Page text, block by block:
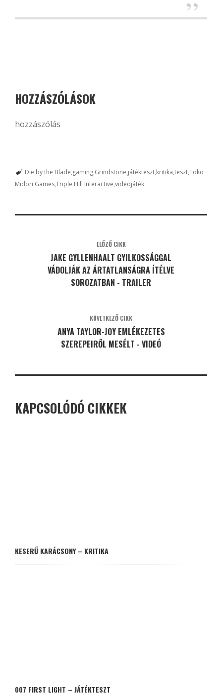
HOZZÁSZÓLÁSOK
hozzászólás
Die by the Blade gaming Grindstone játékteszt kritika tesztToko
Midori GamesTriple Hill Interactive videojáték
ELŐZŐ CIKK
JAKE GYLLENHAALT GYILKOSSÁGGAL
VÁDOLJÁK AZ ÁRTATLANSÁGRA ÍTÉLVE
SOROZATBAN - TRAILER
KÖVETKEZŐ CIKK
ANYA TAYLOR-JOY EMLÉKEZETES
SZEREPEIRŐL MESÉLT - VIDEÓ
KAPCSOLÓDÓ CIKKEK
KESERŰ KARÁCSONY – KRITIKA
007 FIRST LIGHT – JÁTÉKTESZT